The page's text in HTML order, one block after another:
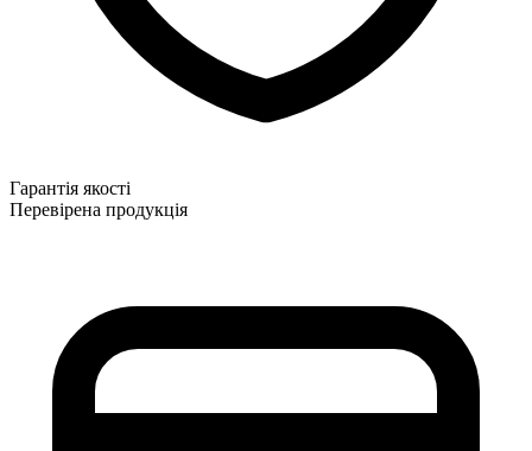
Гарантія якості
Перевірена продукція